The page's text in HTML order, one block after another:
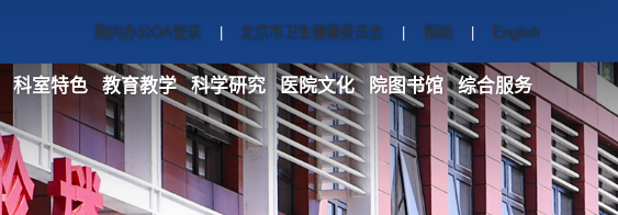
院内办公OA登录 北京市卫生健康委员会 帮助 English
科室特色 教育教学 科学研究 医院文化 院图书馆 综合服务